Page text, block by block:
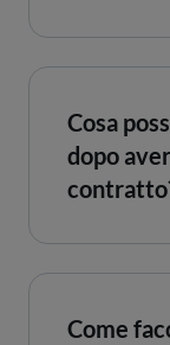
Cosa
dopo
Come